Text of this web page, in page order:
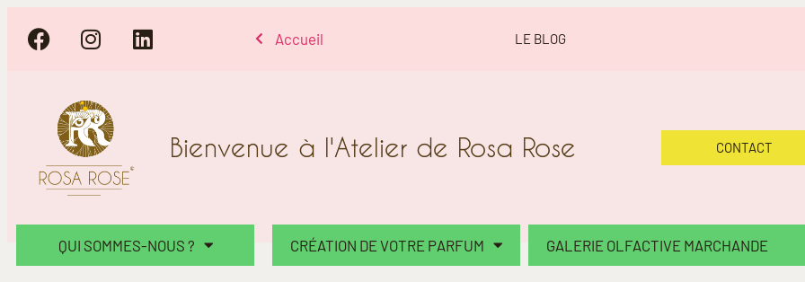
Accueil LE BLOG
Bienvenue à l'Atelier de Rosa Rose CONTACT
QUI SOMMES-NOUS ? CRÉATION DE VOTRE PARFUM GALERIE OLFACTIVE MARCHANDE